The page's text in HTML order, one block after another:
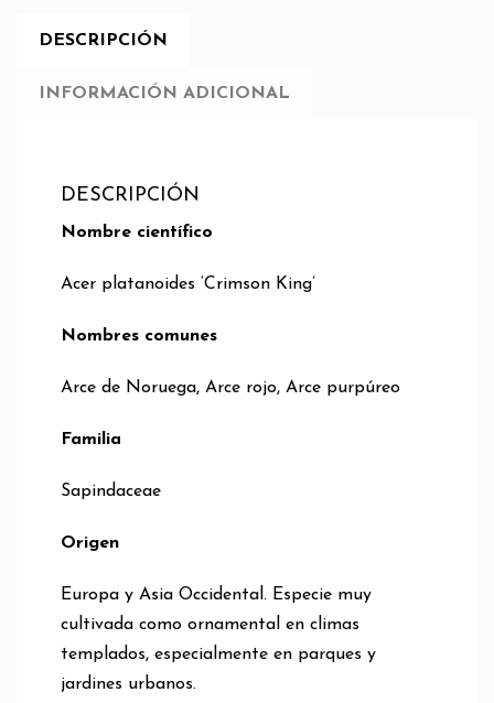
DESCRIPCIÓN
INFORMACIÓN ADICIONAL
DESCRIPCIÓN
Nombre científico
Acer platanoides ‘Crimson King’
Nombres comunes
Arce de Noruega, Arce rojo, Arce purpúreo
Familia
Sapindaceae
Origen
Europa y Asia Occidental. Especie muy
cultivada como ornamental en climas
templados, especialmente en parques y
jardines urbanos.